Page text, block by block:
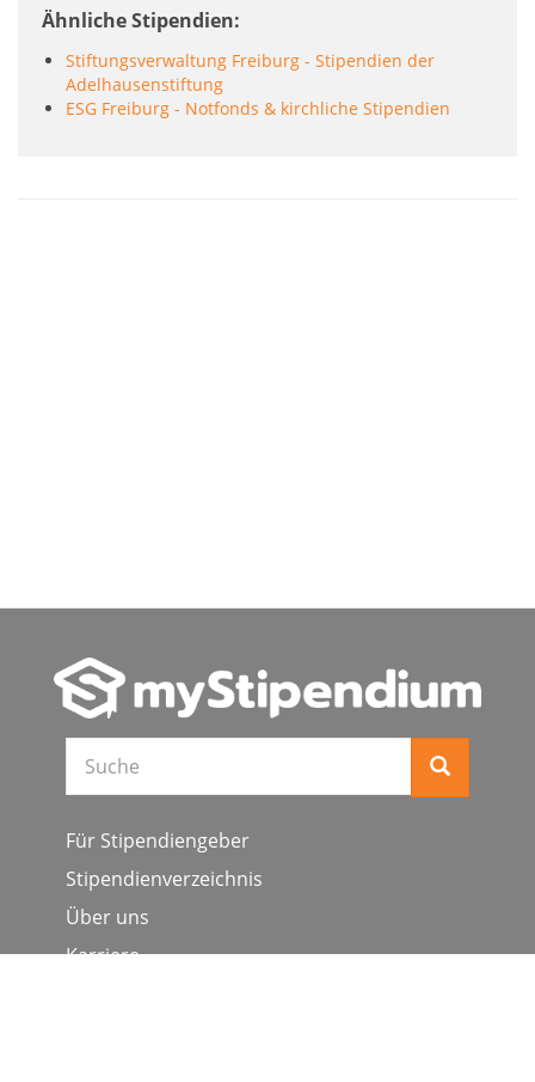
Ähnliche Stipendien
Stiftungsverwaltung Freiburg - Stipendien der
Adelhausenstiftung
ESG Freiburg - Notfonds & kirchliche Stipendien
Suche
Für Stipendiengeber
Stipendienverzeichnis
Über uns
Karriere